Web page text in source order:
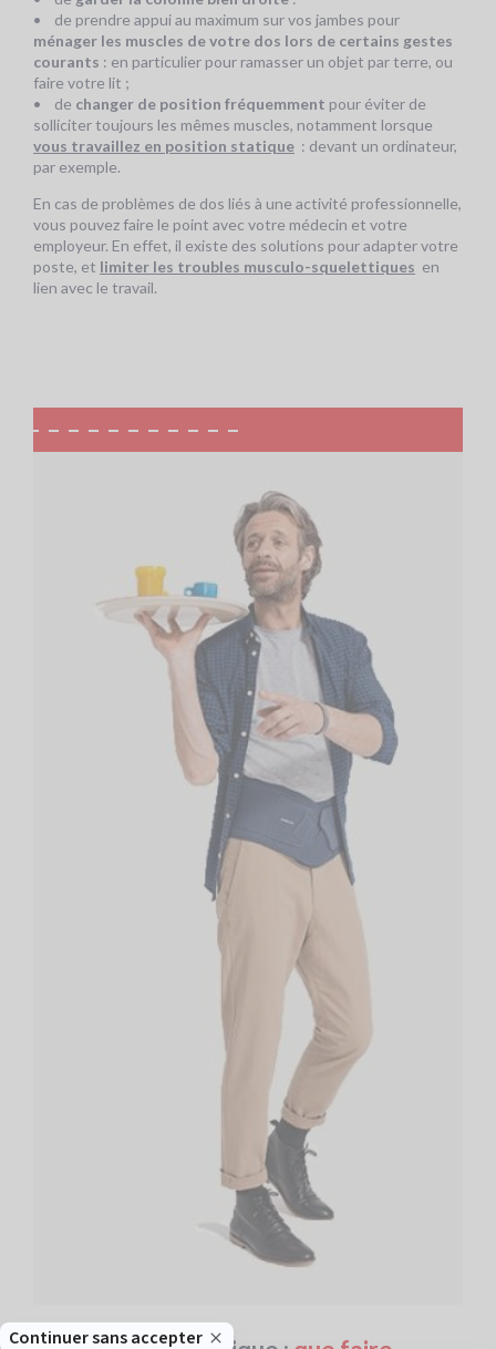
• de prendre appui au maximum sur vos jambes pour
ménager les muscles de votre dos lors de certains gestes
courants : en particulier pour ramasser un objet par terre, ou
faire votre lit ;
• de changer de position fréquemment pour éviter de
solliciter toujours les mêmes muscles, notamment lorsque
vous travaillez en position statique : devant un ordinateur,
par exemple.
En cas de problèmes de dos liés à une activité professionnelle,
vous pouvez faire le point avec votre médecin et votre
employeur. En effet, il existe des solutions pour adapter votre
poste, et limiter les troubles musculo-squelettiques en
lien avec le travail.